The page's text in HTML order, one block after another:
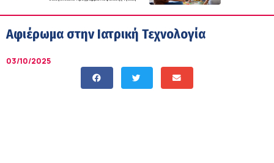
Αφιέρωμα στην Ιατρική Τεχνολογία
03/10/2025